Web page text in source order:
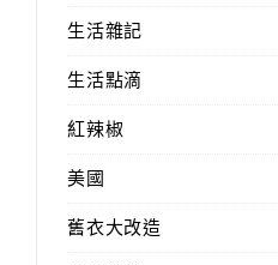
生活雜記
生活點滴
紅辣椒
美國
舊衣大改造